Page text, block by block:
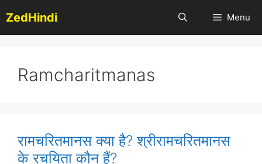
to
content
ZedHindi Menu
Ramcharitmanas
रामचरितमानस क्या है? श्रीरामचरितमानस
के रचयिता कौन हैं?